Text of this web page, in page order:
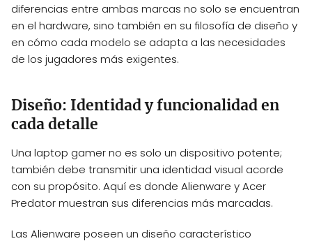
diferencias entre ambas marcas no solo se encuentran
en el hardware, sino también en su filosofía de diseño y
en cómo cada modelo se adapta a las necesidades
de los jugadores más exigentes.
Diseño: Identidad y funcionalidad en
cada detalle
Una laptop gamer no es solo un dispositivo potente;
también debe transmitir una identidad visual acorde
con su propósito. Aquí es donde Alienware y Acer
Predator muestran sus diferencias más marcadas.
Las Alienware poseen un diseño característico